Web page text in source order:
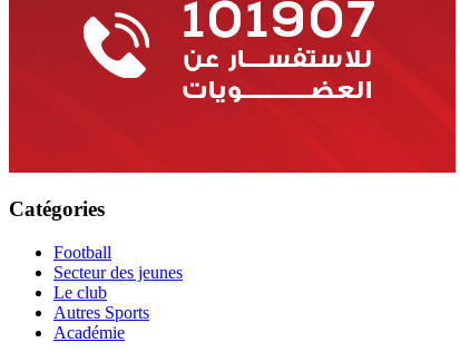
Catégories
Football
Secteur des jeunes
Le club
Autres Sports
Académie